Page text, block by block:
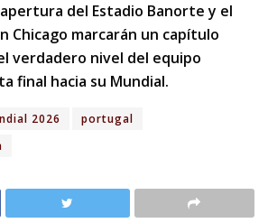
del Estadio Banorte y el
Chicago marcarán un capítulo
verdadero nivel del equipo
final hacia su Mundial.
2026
portugal